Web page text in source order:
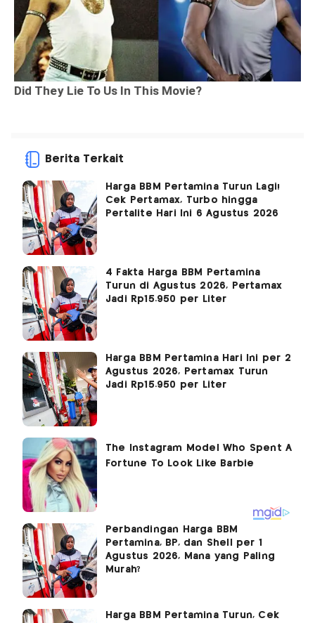
Berita Terkait
Harga BBM Pertamina Turun Lagi!
Cek Pertamax, Turbo hingga
Pertalite Hari Ini 6 Agustus 2026
4 Fakta Harga BBM Pertamina
Turun di Agustus 2026, Pertamax
Jadi Rp15.950 per Liter
Harga BBM Pertamina Hari Ini per 2
Agustus 2026, Pertamax Turun
Jadi Rp15.950 per Liter
Perbandingan Harga BBM
Pertamina, BP, dan Shell per 1
Agustus 2026, Mana yang Paling
Murah?
Harga BBM Pertamina Turun, Cek